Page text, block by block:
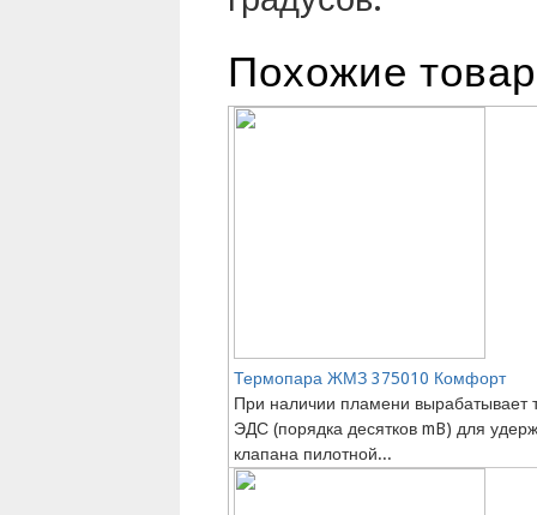
Похожие
Термопара ЖМЗ 375010 Комфорт
При наличии пламени вырабатывает
ЭДС (порядка десятков mB) для
клапана пилотной...